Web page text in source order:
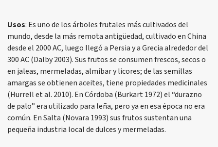
Usos: Es uno de los árboles frutales más cultivados del
mundo, desde la más remota antigüedad, cultivado en China
desde el 2000 AC, luego llegó a Persia y a Grecia alrededor del
300 AC (Dalby 2003). Sus frutos se consumen frescos, secos o
en jaleas, mermeladas, almíbar y licores; de las semillas
amargas se obtienen aceites, tiene propiedades medicinales
(Hurrell et al. 2010). En Córdoba (Burkart 1972) el “durazno
de palo” era utilizado para leña, pero ya en esa época no era
común. En Salta (Novara 1993) sus frutos sustentan una
pequeña industria local de dulces y mermeladas.